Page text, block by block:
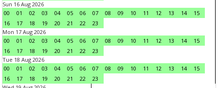
Sun 16 Aug 2026
00
01 02 03 04 05 06 07 08 09 10 11 12 13 14
15
16
17 18 19 20 21 22
23
Mon 17 Aug 2026
00
01 02 03 04 05 06 07 08 09 10 11 12 13 14
15
16
17 18 19 20 21 22
23
Tue 18 Aug 2026
00
01 02 03 04 05 06 07 08 09 10 11 12 13 14
15
16
17 18 19 20 21 22
23